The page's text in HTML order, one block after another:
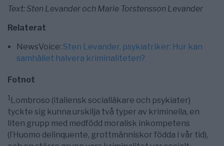
Text: Sten Levander och Marie Torstensson Levander
Relaterat
NewsVoice: Sten Levander, psykiatriker: Hur kan
samhället halvera kriminaliteten?
Fotnot
1 Lombroso (italiensk socialläkare och psykiater)
tyckte sig kunna urskilja två typer av kriminella, en
liten grupp med medfödd moralisk inkompetens
(l’Huomo delinquente, grottmänniskor födda i vår tid),